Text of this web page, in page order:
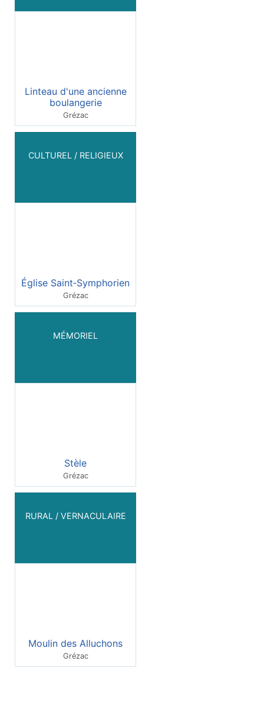
Linteau d'une ancienne
boulangerie
Grézac
CULTUREL / RELIGIEUX
Église Saint‑Symphorien
Grézac
MÉMORIEL
Stèle
Grézac
RURAL / VERNACULAIRE
Moulin des Alluchons
Grézac